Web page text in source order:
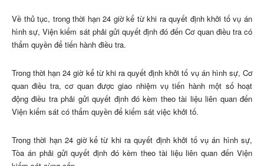
Về thủ tục, trong thời hạn 24 giờ kể từ khi ra quyết định khởi tố vụ án
hình sự, Viện kiểm sát phải gửi quyết định đó đến Cơ quan điều tra có
thẩm quyền để tiến hành điều tra.
Trong thời hạn 24 giờ kể từ khi ra quyết định khởi tố vụ án hình sự, Cơ
quan điều tra, cơ quan được giao nhiệm vụ tiến hành một số hoạt
động điều tra phải gửi quyết định đó kèm theo tài liệu liên quan đến
Viện kiểm sát có thẩm quyền để kiểm sát việc khởi tố.
Trong thời hạn 24 giờ kể từ khi ra quyết định khởi tố vụ án hình sự,
Tòa án phải gửi quyết định đó kèm theo tài liệu liên quan đến Viện